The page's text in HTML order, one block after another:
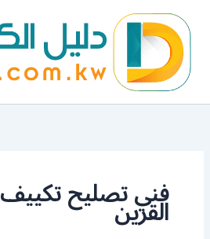
المحتوى
فني تصليح
القرين